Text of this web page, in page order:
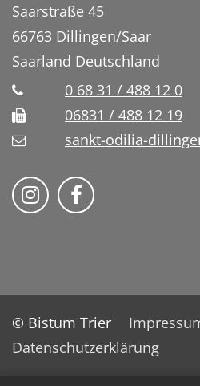
Saarstraße 45
66763 Dillingen/Saar
Saarland Deutschland
0 68 31 / 488 12 0
06831 / 488 12 19
sankt-odilia-
Bistum Trier auf
Bistum Trier
© Bistum Trier
Datenschutzerklärung